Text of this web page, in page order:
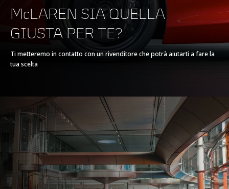
GRUPPO PROPULSORE
GRUPPO
PROPULSORE
V8 90° 4.0L
Actuated Twin Scroll
Turbochargers, Dry
Sump
POTENZA MASSIMA 620 PS (612 bhp)
McLAREN SIA QUELLA
GIUSTA PER TE?
Ti metteremo in contatto con un rivenditore che potrà aiutarti a fare la
tua scelta